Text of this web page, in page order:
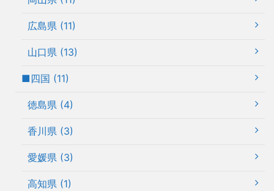
広島県 (11)
山口県 (13)
■四国 (11)
徳島県 (4)
香川県 (3)
愛媛県 (3)
高知県 (1)